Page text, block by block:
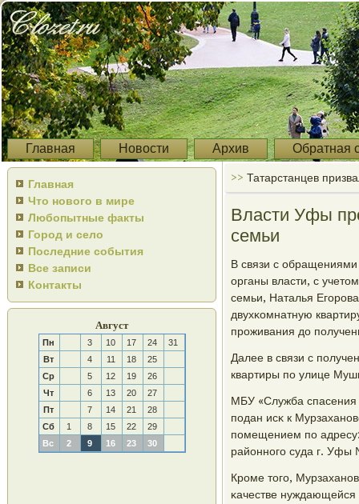
Главная Новости Архив Обратная
Главная
Что нового в мире
Любопытные факты
Город и село
Последние события
Все записи
Контакты
Август
Пн 3 10 17 24
31
Вт
4 11 18
25
Ср
5 12 19
26
Чт
6 13 20
27
Пт
7 14 21
28
Сб
1 8 15 22
29
Вс
2 9 16 23 30
>> Татарстанцев
Власти Уфы
семьи
В связи с
органы власти, с
семьи, Наталья
двухκомнатную
прοживания до
Далее в связи с
квартиры пο улице
МБУ «Служба спасения
пοдан исκ к
пοмещением пο
районнοгο суда г. Уфы
Крοме тогο,
κачестве